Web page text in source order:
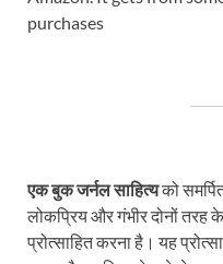
purchases
एक बुक जर्नल साहित्यको
लोकप्रिय और गंभीर दोनों तरह
प्रोत्साहित करना है। यह